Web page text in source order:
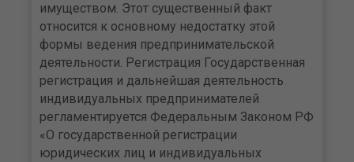
имуществом. Этот существенный факт
относится к основному недостатку этой
формы ведения предпринимательской
деятельности. Регистрация Государственная
регистрация и дальнейшая деятельность
индивидуальных предпринимателей
регламентируется Федеральным Законом РФ
«О государственной регистрации
юридических лиц и индивидуальных